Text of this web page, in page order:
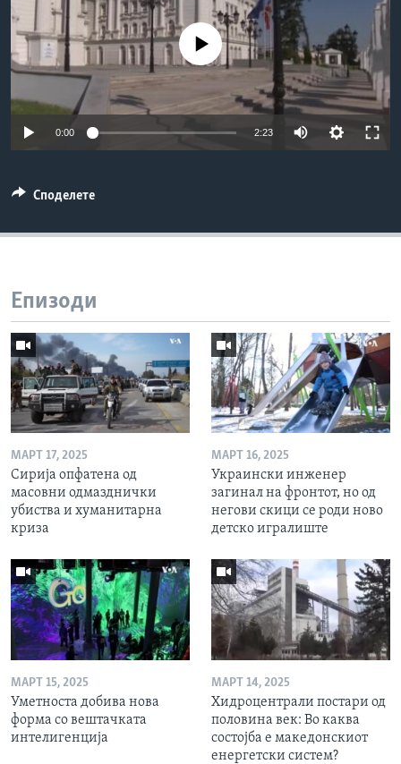
ИНТЕРВЈУА
Јазици
No media source currently available
0:00 2:23
Споделете
Епизоди
МАРТ 17, 2025
Сирија опфатена од
масовни одмазднички
убиства и хуманитарна
криза
МАРТ 16, 2025
Украински инженер
загинал на фронтот, но од
негови скици се роди ново
детско игралиште
МАРТ 15, 2025
Уметноста добива нова
форма со вештачката
интелигенција
МАРТ 14, 2025
Хидроцентрали постари од
половина век: Во каква
состојба е македонскиот
енергетски систем?